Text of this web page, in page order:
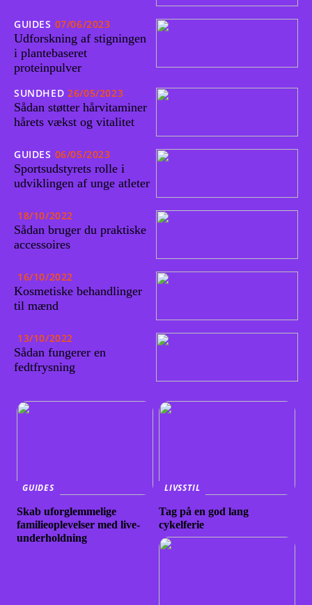
GUIDES 07/06/2023
Udforskning af stigningen
i plantebaseret
proteinpulver
SUNDHED 26/05/2023
Sådan støtter hårvitaminer
hårets vækst og vitalitet
GUIDES 06/05/2023
Sportsudstyrets rolle i
udviklingen af unge atleter
18/10/2022
Sådan bruger du praktiske
accessoires
16/10/2022
Kosmetiske behandlinger
til mænd
13/10/2022
Sådan fungerer en
fedtfrysning
GUIDES
Skab uforglemmelige
familieoplevelser med live-
underholdning
LIVSSTIL
Tag på en god lang
cykelferie